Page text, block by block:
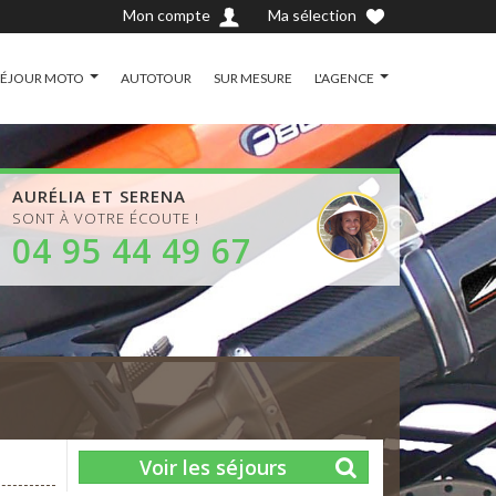
Ma sélection
Mon compte
MOTO AUTOTOUR SUR MESURE L'AGENCE
AURÉLIA ET SERENA
SONT À VOTRE ÉCOUTE !
04 95 44 49 67
Voir les séjours